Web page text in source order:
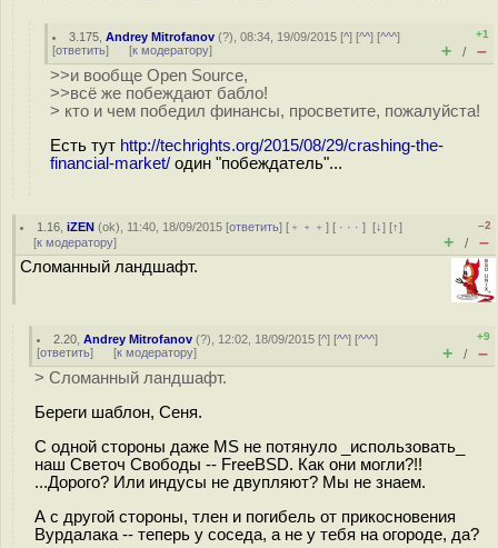
3.175 ,Andrey Mitrofanov (?), 08:34, 19/09/2015 [^] [^^] [^^^]
[ответить] [к модератору]
+1
+ / –
>>и вообще Open Source,
>>всё же побеждают бабло!
> кто и чем победил финансы, просветите, пожалуйста!
Есть тут http://techrights.org/2015/08/29/crashing-the-
financial-market/ один "побеждатель"...
1.16 ,iZEN (ok), 11:40, 18/09/2015 [ответить] [ ﹢﹢﹢] [ · · ·][↓] [↑]
[к модератору]
–2
+ / –
Сломанный ландшафт.
2.20 ,Andrey Mitrofanov (?), 12:02, 18/09/2015 [^] [^^] [^^^]
[ответить] [к модератору]
+9
+ / –
> Сломанный ландшафт.
Береги шаблон, Сеня.
С одной стороны даже MS не потянуло _использовать_
наш Светоч Свободы -- FreeBSD. Как они могли?!!
...Дорого? Или индусы не двупляют? Мы не знаем.
А с другой стороны, тлен и погибель от прикосновения
Вурдалака -- теперь у соседа, а не у тебя на огороде, да?